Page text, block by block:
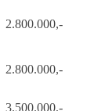
2.800.000,-
2.800.000,-
3.500.000,-